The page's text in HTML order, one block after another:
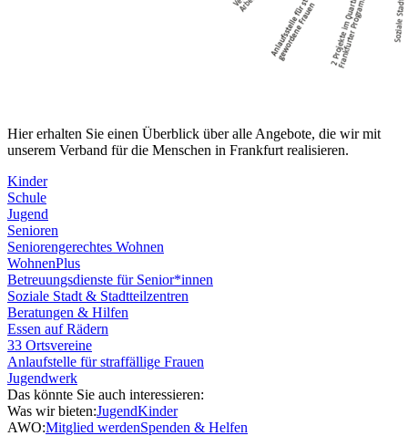
Hier erhalten Sie einen Überblick über alle Angebote, die wir mit
unserem Verband für die Menschen in Frankfurt realisieren.
Kinder
Schule
Jugend
Senioren
Seniorengerechtes Wohnen
WohnenPlus
Betreuungsdienste für Senior*innen
Soziale Stadt & Stadtteilzentren
Beratungen & Hilfen
Essen auf Rädern
33 Ortsvereine
Anlaufstelle für straffällige Frauen
Jugendwerk
Das könnte Sie auch interessieren:
Was wir bieten:JugendKinder
AWO:Mitglied werdenSpenden & Helfen